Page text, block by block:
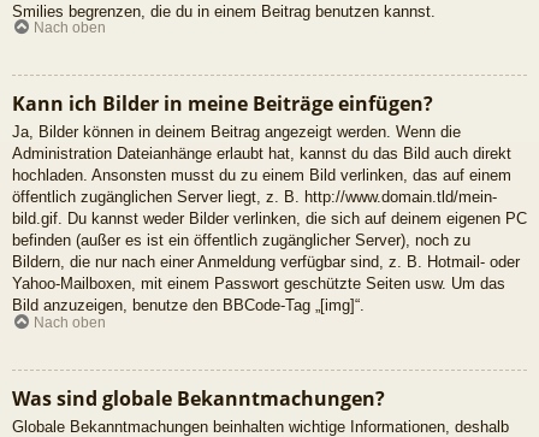
Smilies begrenzen, die du in einem Beitrag benutzen kannst.
Nach oben
Kann ich Bilder in meine Beiträge einfügen?
Ja, Bilder können in deinem Beitrag angezeigt werden. Wenn die
Administration Dateianhänge erlaubt hat, kannst du das Bild auch direkt
hochladen. Ansonsten musst du zu einem Bild verlinken, das auf einem
öffentlich zugänglichen Server liegt, z. B. http://www.domain.tld/mein-
bild.gif. Du kannst weder Bilder verlinken, die sich auf deinem eigenen PC
befinden (außer es ist ein öffentlich zugänglicher Server), noch zu
Bildern, die nur nach einer Anmeldung verfügbar sind, z. B. Hotmail- oder
Yahoo-Mailboxen, mit einem Passwort geschützte Seiten usw. Um das
Bild anzuzeigen, benutze den BBCode-Tag „[img]“.
Nach oben
Was sind globale Bekanntmachungen?
Globale Bekanntmachungen beinhalten wichtige Informationen, deshalb